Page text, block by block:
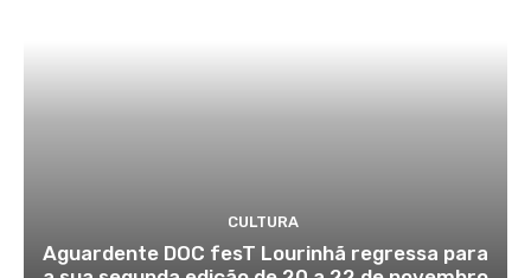
CULTURA
Aguardente DOC fesT Lourinhã regressa para